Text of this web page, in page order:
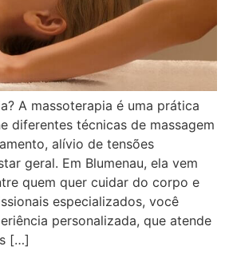
A massoterapia é uma prática
diferentes técnicas de massagem
alívio de tensões
geral. Em Blumenau, ela vem
quem quer cuidar do corpo e
especializados, você
personalizada, que atende
[…]